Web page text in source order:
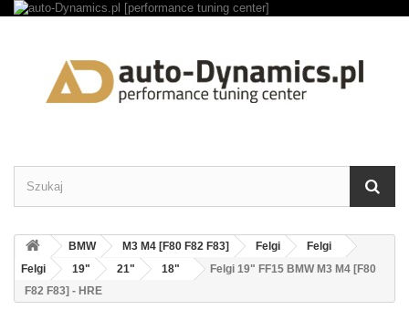
BMW M3 M4 [F80 F82 F83] Felgi
Felgi
Felgi
19" 21" 18"
Felgi 19" FF15 BMW M3 M4 [F80
F82 F83] - HRE